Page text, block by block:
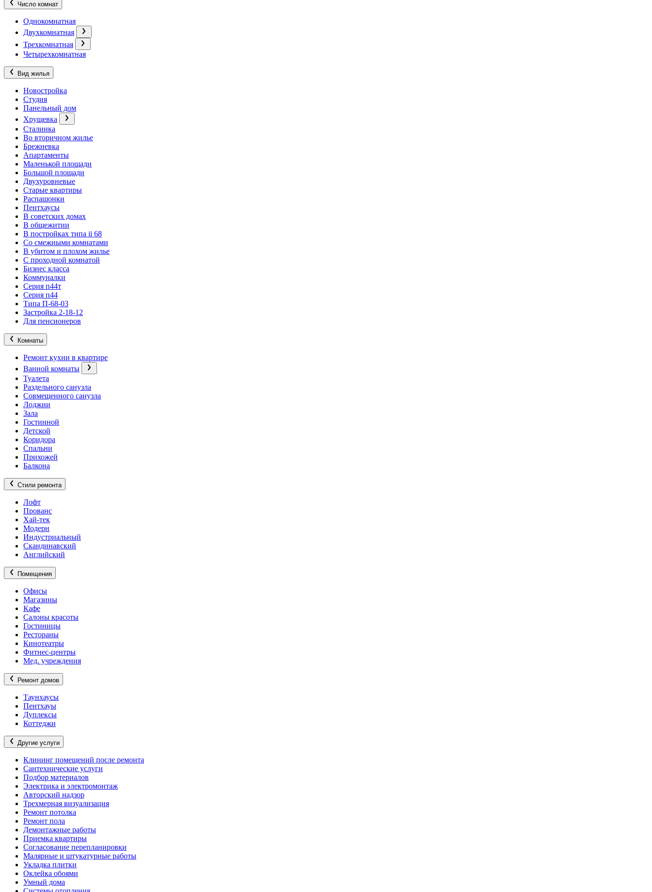
Число комнат
Однокомнатная
Двухкомнатная
Трехкомнатная
Четырехкомнатная
Вид жилья
Новостройка
Студия
Панельный дом
Хрущевка
Сталинка
Во вторичном жилье
Брежневка
Апартаменты
Маленькой площади
Большой площади
Двухуровневые
Старые квартиры
Распашонки
Пентхаусы
В советских домах
В общежитии
В постройках типа ii 68
Со смежными комнатами
В убитом и плохом жилье
С проходной комнатой
Бизнес класса
Коммуналки
Серия п44т
Серия п44
Типа П-68-03
Застройка 2-18-12
Для пенсионеров
Комнаты
Ремонт кухни в квартире
Ванной комнаты
Туалета
Раздельного санузла
Совмещенного санузла
Лоджии
Зала
Гостинной
Детской
Коридора
Спальни
Прихожей
Балкона
Стили ремонта
Лофт
Прованс
Хай-тек
Модерн
Индустриальный
Скандинавский
Английский
Помещения
Офисы
Магазины
Кафе
Салоны красоты
Гостиницы
Рестораны
Кинотеатры
Фитнес-центры
Мед. учреждения
Ремонт домов
Таунхаусы
Пентхауы
Дуплексы
Коттеджи
Другие услуги
Клининг помещений после ремонта
Сантехнические услуги
Подбор материалов
Электрика и электромонтаж
Авторский надзор
Трехмерная визуализация
Ремонт потолка
Ремонт пола
Демонтажные работы
Приемка квартиры
Согласование перепланировки
Малярные и штукатурные работы
Укладка плитки
Оклейка обоями
Умный дома